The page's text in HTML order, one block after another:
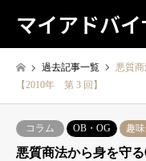
マイアドバ
過去記事一覧
悪質
【2010年 第 3 回】
コラム OB・OG 趣
悪質商法から身を